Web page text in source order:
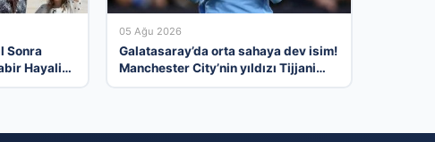
Sonra
Hayali
05 Ağu 2026
Galatasaray’da orta sahaya dev isim!
Manchester City’nin yıldızı Tijjani